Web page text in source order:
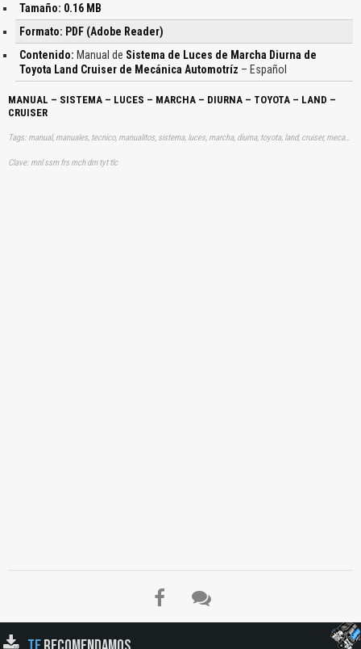
Tamaño: 0.16 MB
Formato: PDF (Adobe Reader)
Contenido: Manual de Sistema de Luces de Marcha Diurna de
Toyota Land Cruiser de Mecánica Automotríz – Español
MANUAL – SISTEMA – LUCES – MARCHA – DIURNA – TOYOTA – LAND –
CRUISER
Tags: manual, manuales, tecnico, manualitos, sistema, luces, marcha, diurna, toyota, land, cruiser, mecanica, automotriz, aprender, descargas
Clave: mnl ssm frs mch drn tyt tlc